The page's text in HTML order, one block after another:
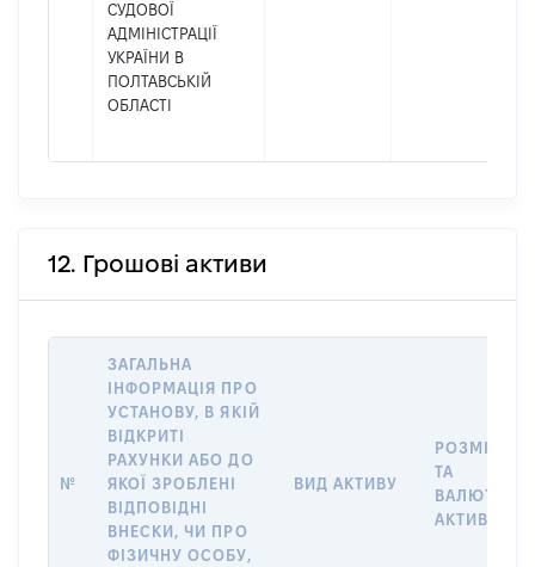
СУДОВОЇ
АДМІНІСТРАЦІЇ
УКРАЇНИ В
ПОЛТАВСЬКІЙ
ОБЛАСТІ
12. Грошові активи
№
ЗАГАЛЬНА
ІНФОРМАЦІЯ ПРО
УСТАНОВУ, В ЯКІЙ
ВІДКРИТІ
РАХУНКИ АБО ДО
ЯКОЇ ЗРОБЛЕНІ
ВІДПОВІДНІ
ВНЕСКИ, ЧИ ПРО
ФІЗИЧНУ ОСОБУ,
ВИД АКТИВУ
РОЗМІР
ТА
ВАЛЮТА
АКТИВУ